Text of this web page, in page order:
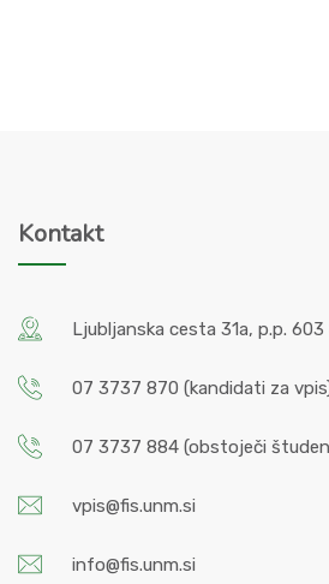
Kontakt
Ljubljanska cesta 31a, p.p.
07 3737 870 (kandidati za
07 3737 884 (obstoječi
vpis@fis.unm.si
info@fis.unm.si